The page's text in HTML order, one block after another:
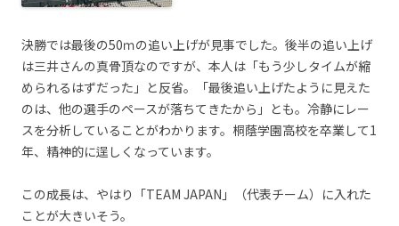
決勝では最後の50ｍの追い上げが見事でした。後半の追い上げ
は三井さんの真骨頂なのですが、本人は「もう少しタイムが縮
められるはずだった」と反省。「最後追い上げたように見えた
のは、他の選手のペースが落ちてきたから」とも。冷静にレー
スを分析していることがわかります。桐蔭学園高校を卒業して1
年、精神的に逞しくなっています。
この成長は、やはり「TEAM JAPAN」（代表チーム）に入れた
ことが大きいそう。